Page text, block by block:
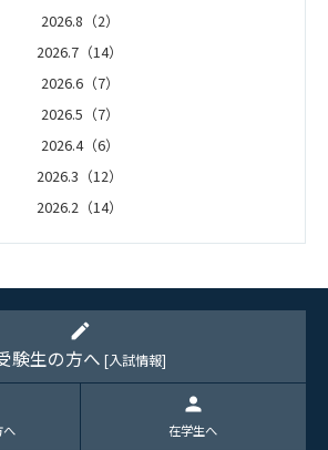
2026.8（2）
2026.7（14）
2026.6（7）
2026.5（7）
2026.4（6）
2026.3（12）
2026.2（14）
2026.1（5）
edit
験生の方へ [入試情報]
へ
person
在学生へ